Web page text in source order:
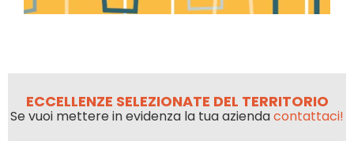
ECCELLENZE SELEZIONATE DEL TERRITORIO
Se vuoi mettere in evidenza la tua aziendacontattaci!